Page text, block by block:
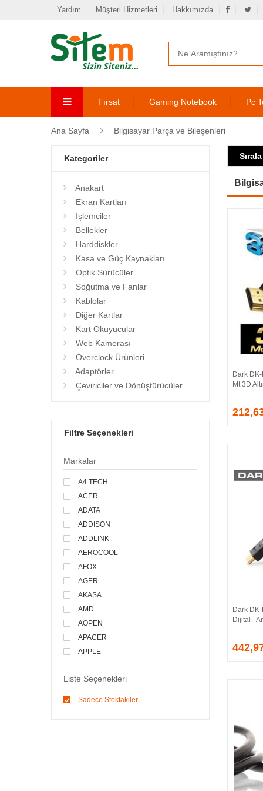
Yardım Müşteri Hizmetleri Hakkımızda
Fırsat Gaming Notebook Pc
Ana Sayfa Bilgisayar Parça ve Bileşenleri
Kategoriler
Anakart
Ekran Kartları
İşlemciler
Bellekler
Harddiskler
Kasa ve Güç Kaynakları
Optik Sürücüler
Soğutma ve Fanlar
Kablolar
Diğer Kartlar
Kart Okuyucular
Web Kamerası
Overclock Ürünleri
Adaptörler
Çeviriciler ve Dönüştürücüler
Filtre Seçenekleri
Markalar
A4 TECH
ACER
ADATA
ADDISON
ADDLINK
AEROCOOL
AFOX
AGER
AKASA
AMD
AOPEN
APACER
APPLE
ASONIC
Liste Seçenekleri
Sadece Stoktakiler
Sırala
Dark
Mt 3D
Dark
Dijital -